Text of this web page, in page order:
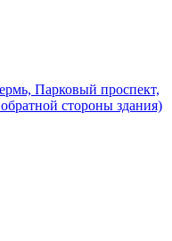
Парковый проспект,
стороны здания)